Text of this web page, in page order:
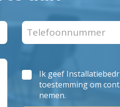
Ik geef
toestemming om
nemen.